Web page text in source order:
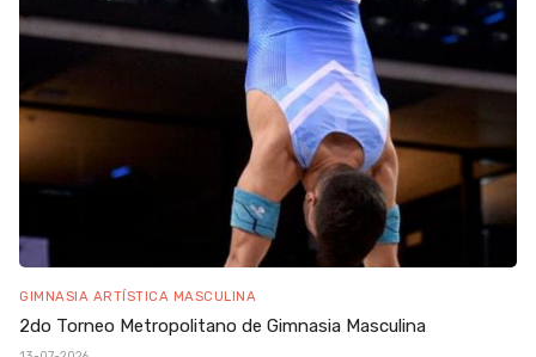
GIMNASIA ARTÍSTICA MASCULINA
2do Torneo Metropolitano de Gimnasia Masculina